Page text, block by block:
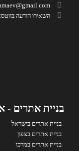
השאירו הודעה
בניית אתרים -
בניית אתרים בישראל
בניית אתרים בצפון
בניית אתרים במרכז